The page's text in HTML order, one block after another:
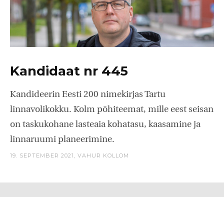
Kandidaat nr 445
Kandideerin Eesti 200 nimekirjas Tartu
linnavolikokku. Kolm põhiteemat, mille eest seisan
on taskukohane lasteaia kohatasu, kaasamine ja
linnaruumi planeerimine.
19. SEPTEMBER 2021, VAHUR KOLLOM